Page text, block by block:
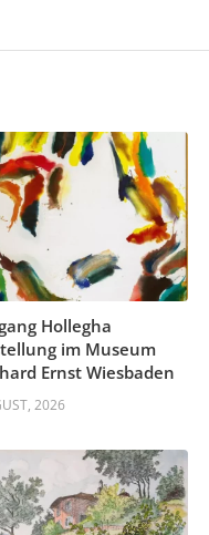
Hollegha
im Museum
Ernst Wiesbaden
2026